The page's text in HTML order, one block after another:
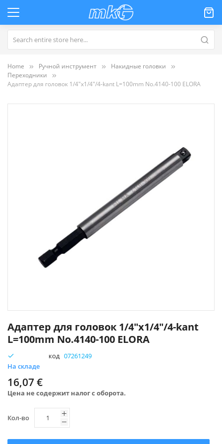
Home Ручной инструмент
Накидные головки
Переходники
Адаптер для головок 1/4"x1/4"/4-kant L=100mm No.4140-100 ELORA
Адаптер для головок 1/4"x1/4"/4-kant
L=100mm No.4140-100 ELORA
На складе
код 07261249
16,07 €
Цена не содержит налог с оборота.
Кол-во
к
началу
галереи
изображений